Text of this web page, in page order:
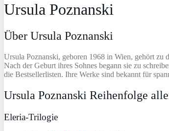
Ursula Poznanski
Über Ursula Poznanski
Ursula Poznanski, geboren 1968 in Wien, gehört zu
Nach der Geburt ihres Sohnes begann sie zu
die Bestsellerlisten. Ihre Werke sind bekannt für
Ursula Poznanski Reihenfolge
Eleria-Trilogie